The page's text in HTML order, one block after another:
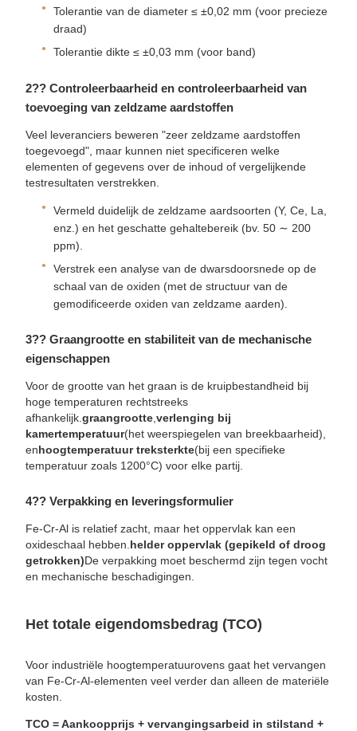
Tolerantie van de diameter ≤ ±0,02 mm (voor precieze
draad)
Tolerantie dikte ≤ ±0,03 mm (voor band)
2️?? Controleerbaarheid en controleerbaarheid van
toevoeging van zeldzame aardstoffen
Veel leveranciers beweren "zeer zeldzame aardstoffen
toegevoegd", maar kunnen niet specificeren welke
elementen of gegevens over de inhoud of vergelijkende
testresultaten verstrekken.
Vermeld duidelijk de zeldzame aardsoorten (Y, Ce, La,
enz.) en het geschatte gehaltebereik (bv. 50 ∼ 200
ppm).
Verstrek een analyse van de dwarsdoorsnede op de
schaal van de oxiden (met de structuur van de
gemodificeerde oxiden van zeldzame aarden).
3️?? Graangrootte en stabiliteit van de mechanische
eigenschappen
Voor de grootte van het graan is de kruipbestandheid bij
hoge temperaturen rechtstreeks
afhankelijk.graangrootte,verlenging bij
kamertemperatuur(het weerspiegelen van breekbaarheid),
enhoogtemperatuur treksterkte(bij een specifieke
temperatuur zoals 1200°C) voor elke partij.
4️?? Verpakking en leveringsformulier
Fe-Cr-Al is relatief zacht, maar het oppervlak kan een
oxideschaal hebben. helder oppervlak (gepikeld of droog
getrokken)De verpakking moet beschermd zijn tegen vocht
en mechanische beschadigingen.
Het totale eigendomsbedrag (TCO)
Voor industriële hoogtemperatuurovens gaat het vervangen
van Fe-Cr-Al-elementen veel verder dan alleen de materiële
kosten.
TCO = Aankoopprijs + vervangingsarbeid in stilstand +